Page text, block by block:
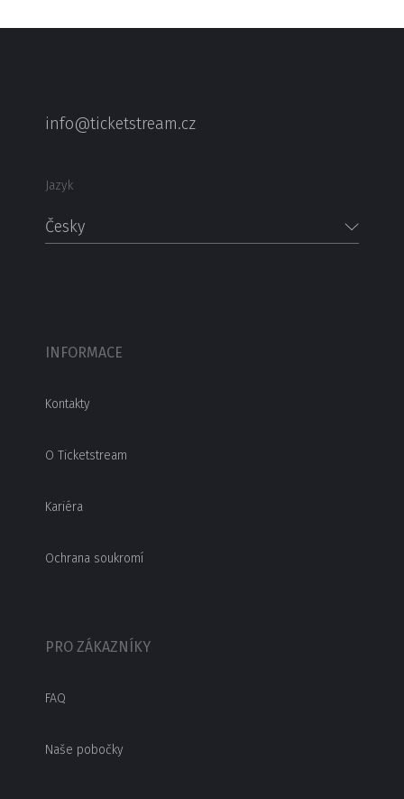
info@ticketstream.cz
Jazyk
Česky
INFORMACE
Kontakty
O Ticketstream
Kariéra
Ochrana soukromí
PRO ZÁKAZNÍKY
FAQ
Naše pobočky